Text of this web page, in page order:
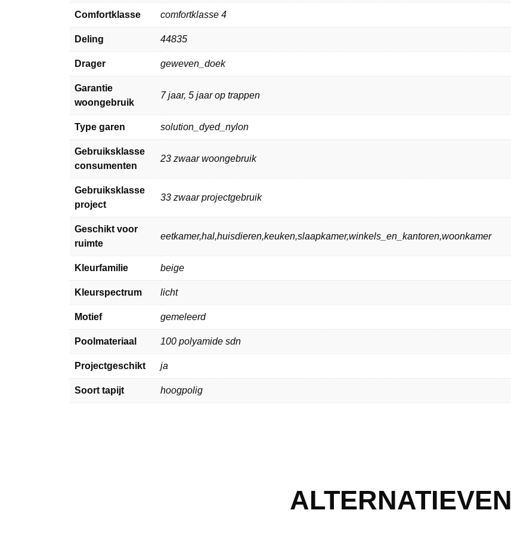
Comfortklasse comfortklasse 4
Deling 44835
Drager geweven_doek
Garantie
woongebruik
7 jaar, 5 jaar op trappen
Type garen solution_dyed_nylon
Gebruiksklasse
consumenten
23 zwaar woongebruik
Gebruiksklasse
project
33 zwaar projectgebruik
Geschikt voor
ruimte
eetkamer,hal,huisdieren,keuken,slaapkamer,winkels_en_kantoren,woonkamer
Kleurfamilie beige
Kleurspectrum licht
Motief gemeleerd
Poolmateriaal 100 polyamide sdn
Projectgeschikt ja
Soort tapijt hoogpolig
ALTERNATIEVEN